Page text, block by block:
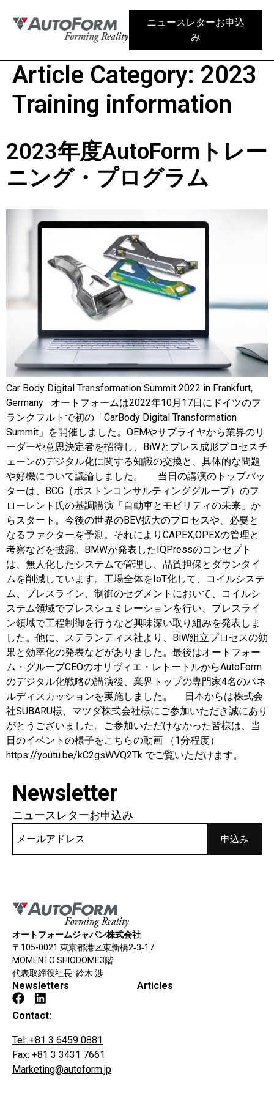
ニュースレターお申込
み
Article Category: 2023
Training information
2023年度AutoFormトレー
ニング・プログラム
Car Body Digital Transformation Summit 2022 in Frankfurt,
Germany オートフォームは2022年10月17日にドイツのフ
ランクフルトで初の「CarBody Digital Transformation
Summit」を開催しました。OEMやサプライヤから業界のリ
ーダーや意思決定者を招待し、BiWとプレス成形プロセスチ
ェーンのデジタル化に関する知識の交換と、具体的な問題
や好機について議論しました。 当日の講演のトップバッ
ターは、BCG（ボストンコンサルティンググループ）のフ
ローレント氏の基調講演「自動車とモビリティの未来」か
らスタート。今後の世界のBEV拡大のプロセスや、必要と
なるファクターを予測。それによりCAPEX,OPEXの管理と
考察などを披露。BMWが発表したIQPressのコンセプト
は、無人化したシステムで管理し、品質担保とダウンタイ
ムを削減しています。工場全体をIoT化して、コイルシステ
ム、プレスライン、制御のセグメントにおいて、コイルシ
ステム領域でプレスシュミレーションを行い、プレスライ
ン領域で工程制御を行うなど興味深い取り組みを発表しま
した。他に、ステランティス社より、BiW組立プロセスの効
果と効率化の発表などがありました。最後はオートフォー
ム・グループCEOのオリヴィエ・レトートルからAutoForm
のデジタル化戦略の講演後、業界トップの専門家4名のパネ
ルディスカッションを実施しました。 日本からは株式会
社SUBARU様、マツダ株式会社様にご参加いただき誠にあり
がとうございました。ご参加いただけなかった皆様は、当
日のイベントの様子をこちらの動画 （1分程度）
https://youtu.be/kC2gsWVQ2Tk でご覧いただけます。
Newsletter
ニュースレターお申込み
オートフォームジャパン株式会社
〒105-0021 東京都港区東新橋2‐3‐17
MOMENTO SHIODOME3階
代表取締役社長 鈴木 渉
Newsletters Articles
Contact:
Tel: +81 3 6459 0881
Fax: +81 3 3431 7661
Marketing@autoform.jp